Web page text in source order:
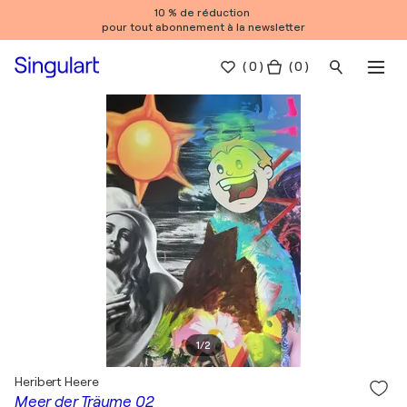
10 % de réduction
pour tout abonnement à la newsletter
(0 ) ( 0 )
1/2
Meer der Träume 02
Heribert Heere